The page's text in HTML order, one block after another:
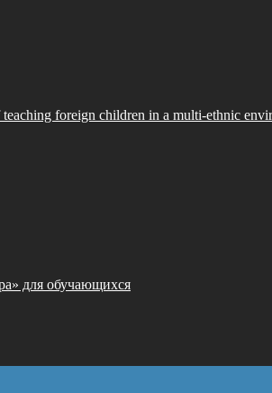
foreign children in a multi-ethnic
для обучающихся